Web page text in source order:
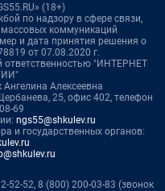
(18+)
по надзору в сфере связи,
коммуникаций
и дата принятия решения о
от 07.08.2020 г.
ответственностью "ИНТЕРНЕТ
Алексеевна
25, офис 402, телефон
69
ngs55@shkulev.ru
и государственных органов:
52-52, 8 (800) 200-03-83 (звонок